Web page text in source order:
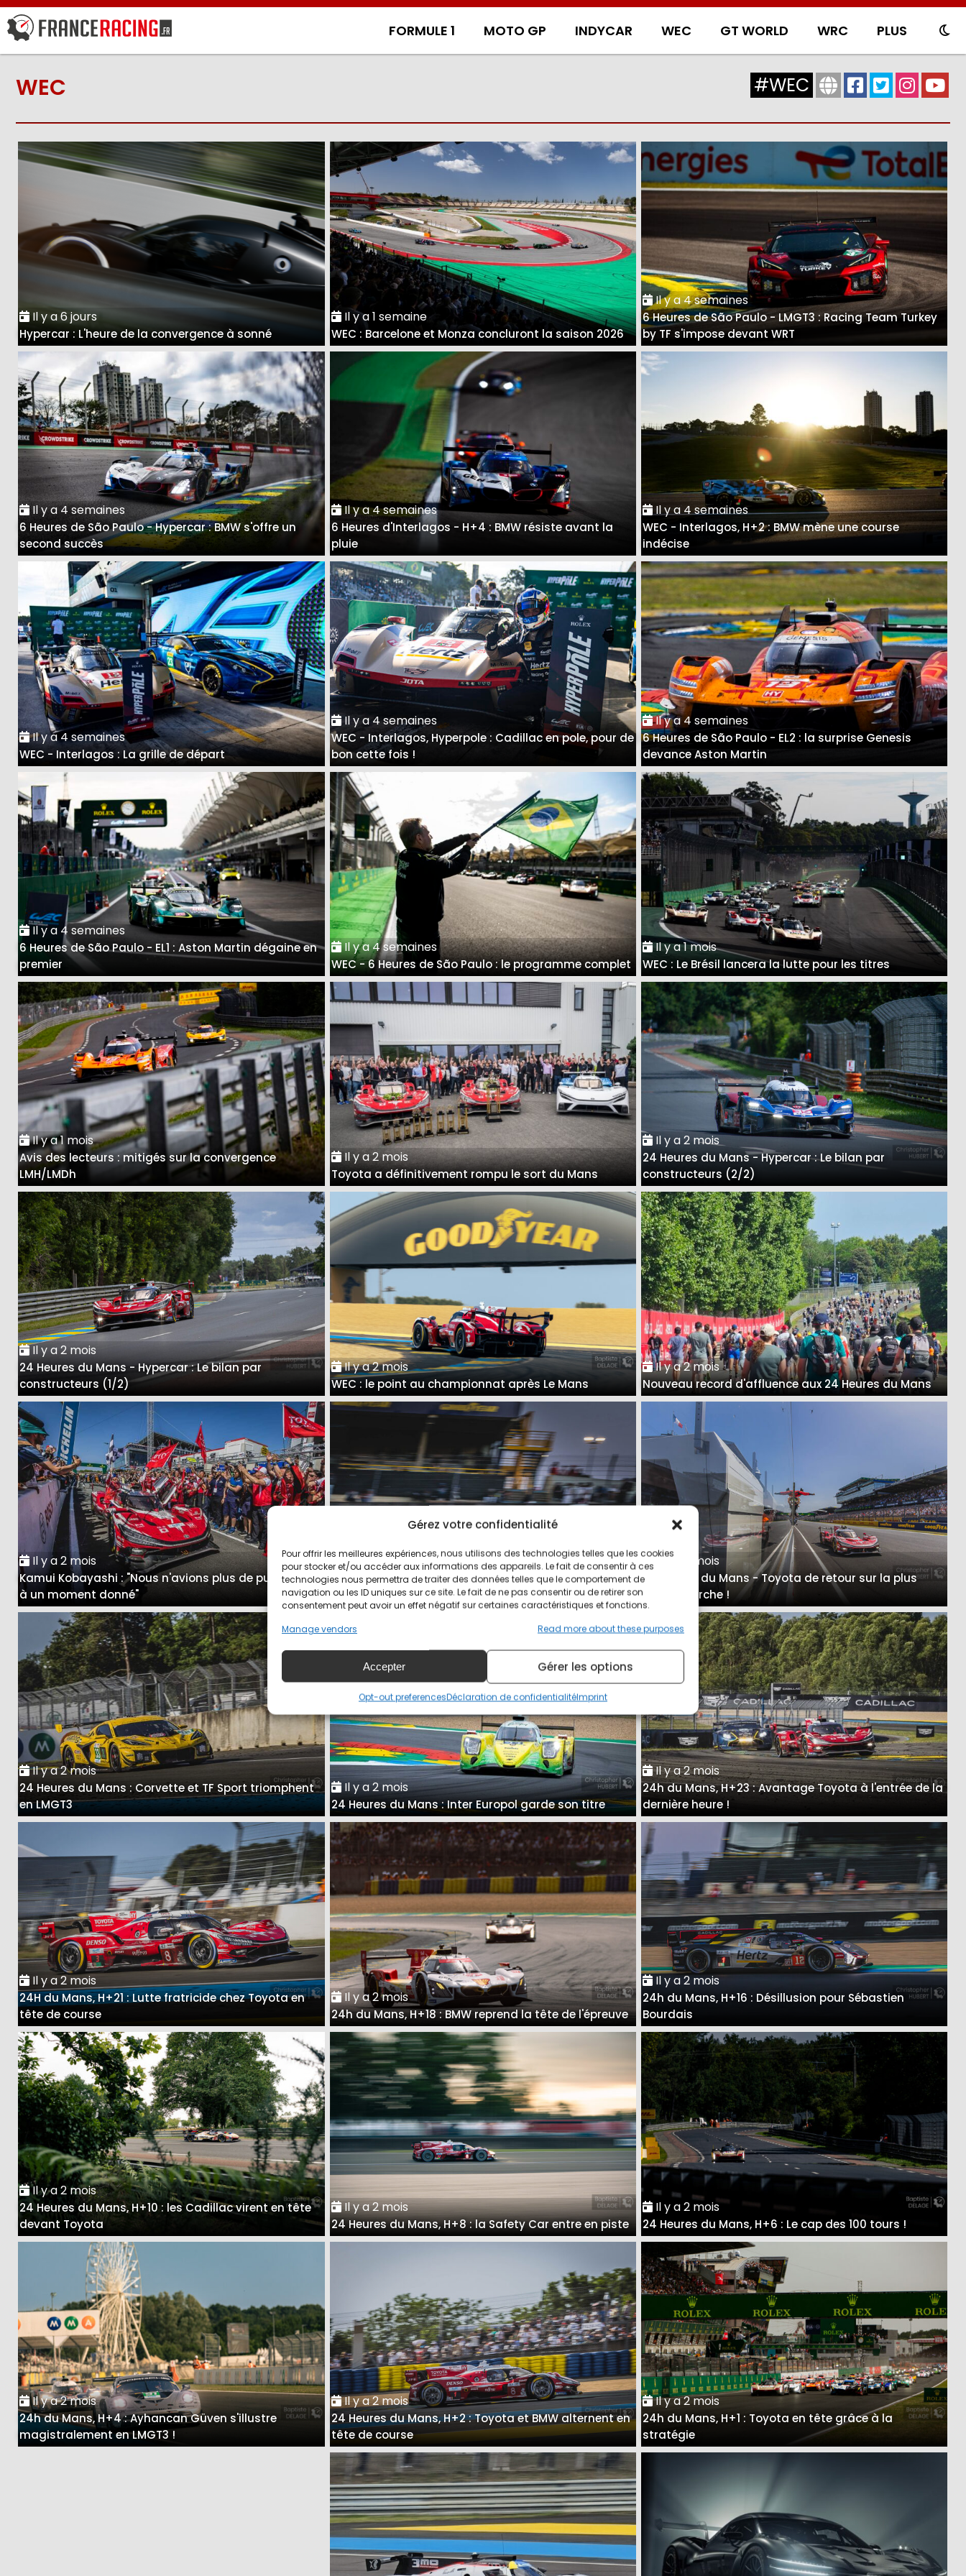
Gérez votre confidentialité
Pour offrir les meilleures expériences, nous utilisons des technologies telles que les cookies
pour stocker et/ou accéder aux informations des appareils. Le fait de consentir à ces
technologies nous permettra de traiter des données telles que le comportement de
navigation ou les ID uniques sur ce site. Le fait de ne pas consentir ou de retirer son
consentement peut avoir un effet négatif sur certaines caractéristiques et fonctions.
Manage vendors
Read more about these purposes
Accepter Gérer les options
Opt-out preferencesDéclaration de confidentialitéImprint
FORMULE 1 MOTO GP INDYCAR WEC GT WORLD WRC PLUS
#WEC
WEC
Il y a 6 jours
Hypercar : L'heure de la convergence à sonné
Il y a 1 semaine
WEC : Barcelone et Monza concluront la saison 2026
Il y a 4 semaines
6 Heures de São Paulo - LMGT3 : Racing Team Turkey
by TF s'impose devant WRT
Il y a 4 semaines
6 Heures de São Paulo - Hypercar : BMW s'offre un
second succès
Il y a 4 semaines
6 Heures d'Interlagos - H+4 : BMW résiste avant la
pluie
Il y a 4 semaines
WEC - Interlagos, H+2 : BMW mène une course
indécise
Il y a 4 semaines
WEC - Interlagos : La grille de départ
Il y a 4 semaines
WEC - Interlagos, Hyperpole : Cadillac en pole, pour de
bon cette fois !
Il y a 4 semaines
6 Heures de São Paulo - EL2 : la surprise Genesis
devance Aston Martin
Il y a 4 semaines
6 Heures de São Paulo - EL1 : Aston Martin dégaine en
premier
Il y a 4 semaines
WEC - 6 Heures de São Paulo : le programme complet
Il y a 1 mois
WEC : Le Brésil lancera la lutte pour les titres
Il y a 1 mois
Avis des lecteurs : mitigés sur la convergence
LMH/LMDh
Il y a 2 mois
Toyota a définitivement rompu le sort du Mans
Il y a 2 mois
24 Heures du Mans - Hypercar : Le bilan par
constructeurs (2/2)
Il y a 2 mois
24 Heures du Mans - Hypercar : Le bilan par
constructeurs (1/2)
Il y a 2 mois
WEC : le point au championnat après Le Mans
Il y a 2 mois
Nouveau record d'affluence aux 24 Heures du Mans
Il y a 2 mois
Kamui Kobayashi : "Nous n'avions plus de puissance
à un moment donné"
Il y a 2 mois
24 Heures du Mans : Les réactions du trio vainqueur
en LMGT3
Il y a 2 mois
24 Heures du Mans - Toyota de retour sur la plus
haute marche !
Il y a 2 mois
24 Heures du Mans : Corvette et TF Sport triomphent
en LMGT3
Il y a 2 mois
24 Heures du Mans : Inter Europol garde son titre
Il y a 2 mois
24h du Mans, H+23 : Avantage Toyota à l'entrée de la
dernière heure !
Il y a 2 mois
24H du Mans, H+21 : Lutte fratricide chez Toyota en
tête de course
Il y a 2 mois
24h du Mans, H+18 : BMW reprend la tête de l'épreuve
Il y a 2 mois
24h du Mans, H+16 : Désillusion pour Sébastien
Bourdais
Il y a 2 mois
24 Heures du Mans, H+10 : les Cadillac virent en tête
devant Toyota
Il y a 2 mois
24 Heures du Mans, H+8 : la Safety Car entre en piste
Il y a 2 mois
24 Heures du Mans, H+6 : Le cap des 100 tours !
Il y a 2 mois
24h du Mans, H+4 : Ayhancan Güven s'illustre
magistralement en LMGT3 !
Il y a 2 mois
24 Heures du Mans, H+2 : Toyota et BMW alternent en
tête de course
Il y a 2 mois
24h du Mans, H+1 : Toyota en tête grâce à la
stratégie